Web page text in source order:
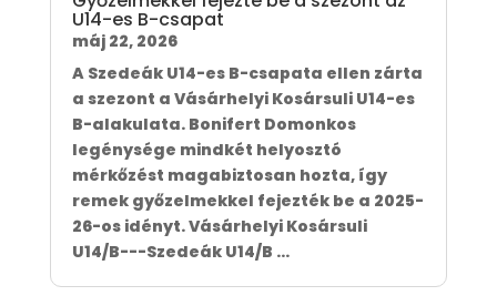
U14-es B-csapat
máj 22, 2026
A Szedeák U14-es B-csapata ellen zárta
a szezont a Vásárhelyi Kosársuli U14-es
B-alakulata. Bonifert Domonkos
legénysége mindkét helyosztó
mérkőzést magabiztosan hozta, így
remek győzelmekkel fejezték be a 2025-
26-os idényt. Vásárhelyi Kosársuli
U14/B---Szedeák U14/B ...